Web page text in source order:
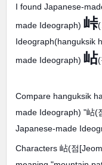
I found Japanese-
made Ideograph) 峠
Ideograph(hanguksik
made Ideograph) 岾(
Compare hanguksik
made Ideograph) "岾(
Japanese-made
Characters 岾(점